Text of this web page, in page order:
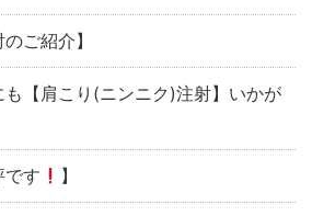
ご紹介】
も【肩こり(ニンニク)注射】いかが
です 】